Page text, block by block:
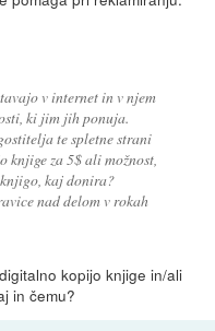
v internet in v njem
ki jim jih ponuja.
te spletne strani
za 5$ ali možnost,
kaj donira?
nad delom v rokah
kopijo knjige in/ali
in čemu?